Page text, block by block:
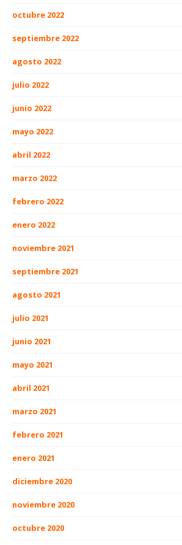
octubre 2022
septiembre 2022
agosto 2022
julio 2022
junio 2022
mayo 2022
abril 2022
marzo 2022
febrero 2022
enero 2022
noviembre 2021
septiembre 2021
agosto 2021
julio 2021
junio 2021
mayo 2021
abril 2021
marzo 2021
febrero 2021
enero 2021
diciembre 2020
noviembre 2020
octubre 2020